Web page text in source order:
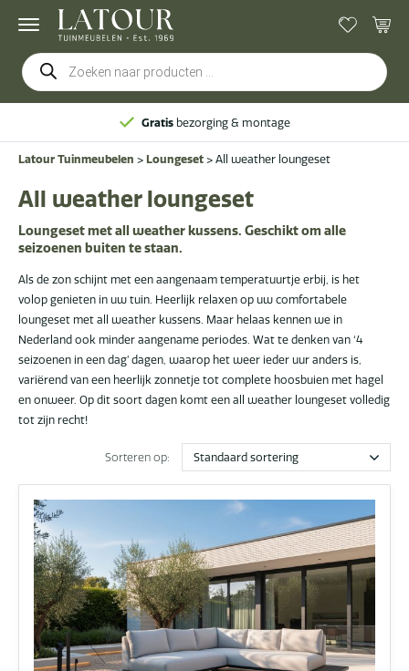
Producten
zoeken
bezorging & montage
Latour Tuinmeubelen > Loungeset > All weather loungeset
All weather loungeset
Loungeset met all weather kussens. Geschikt om alle
seizoenen buiten te staan.
Als de zon schijnt met een aangenaam temperatuurtje erbij, is het
volop genieten in uw tuin. Heerlijk relaxen op uw comfortabele
loungeset met all weather kussens. Maar helaas kennen we in
Nederland ook minder aangename periodes. Wat te denken van ‘4
seizoenen in een dag’ dagen, waarop het weer ieder uur anders is,
variërend van een heerlijk zonnetje tot complete hoosbuien met hagel
en onweer. Op dit soort dagen komt een all weather loungeset volledig
tot zijn recht!
Sorteren op: